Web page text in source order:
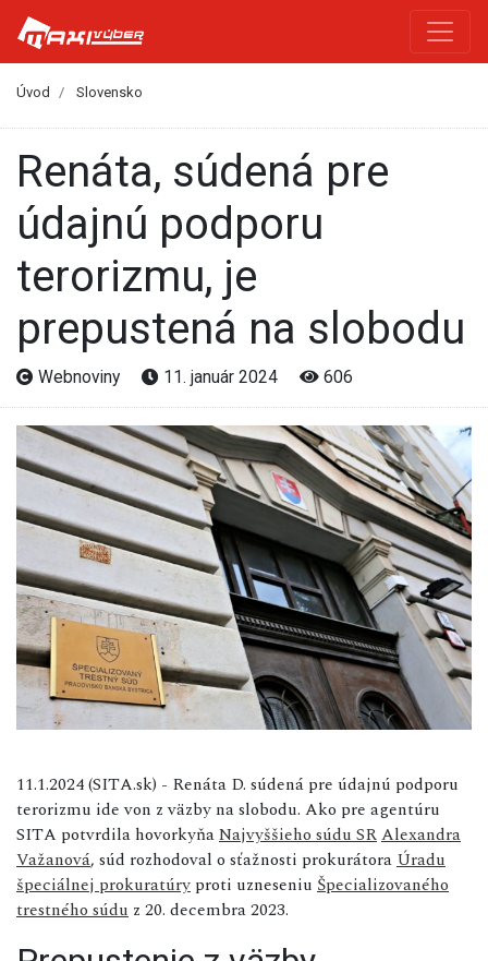
Úvod Slovensko
Renáta, súdená pre
údajnú podporu
terorizmu, je
prepustená na slobodu
Webnoviny 11. január 2024 606
11.1.2024 (SITA.sk) - Renáta D. súdená pre údajnú podporu
terorizmu ide von z väzby na slobodu. Ako pre agentúru
SITA potvrdila hovorkyňaNajvyššieho súdu SRAlexandra
Važanová, súd rozhodoval o sťažnosti prokurátora Úradu
špeciálnej prokuratúry proti uzneseniu Špecializovaného
trestného súdu z 20. decembra 2023.